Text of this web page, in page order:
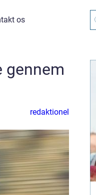
os
gennem
redaktionel